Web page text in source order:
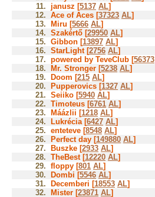
11. janusz [5137 AL]
12. Ace of Aces [37323 AL]
13.
Miru [5666 AL]
14. Szakértő [29950 AL]
15. Gibbon [13897 AL]
16. StarLight [2756 AL]
17. powered by TeveClub [56373
18.
Mr. Stronger [5238 AL]
19.
Doom [215 AL]
20.
Pupperovics [1327 AL]
21. Seiiko [5940 AL]
22. Timoteus [6761 AL]
23.
Máázlii [1218 AL]
24.
Lukrécia [6427 AL]
25. enteteve [8548 AL]
26.
Perfect day [149880 AL]
27.
Buszke [2933 AL]
28. TheBest [12220 AL]
29. floppy [801 AL]
30.
Dombi [5546 AL]
31.
Decemberi [18553 AL]
32.
Mister [23871 AL]